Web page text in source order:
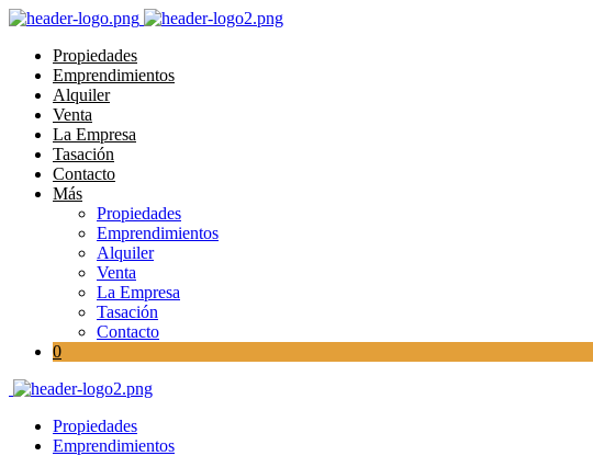
Propiedades
Emprendimientos
Alquiler
Venta
La Empresa
Tasación
Contacto
Más
Propiedades
Emprendimientos
Alquiler
Venta
La Empresa
Tasación
Contacto
0
Propiedades
Emprendimientos